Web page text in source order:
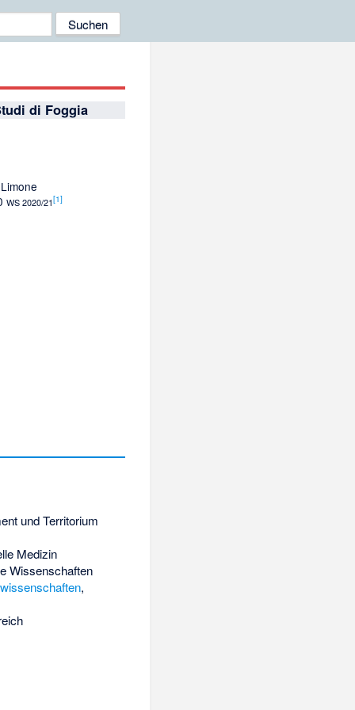
di Foggia
WS 2020/21[1]
und Territorium
Medizin
Wissenschaften
,